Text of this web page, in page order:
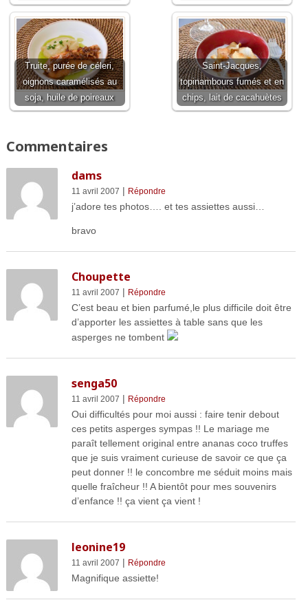
Truite, purée de céleri,
oignons caramélisés au
soja, huile de poireaux
Saint-Jacques,
topinambours fumés et en
chips, lait de cacahuètes
Commentaires
dams
11 avril 2007 | Répondre
j’adore tes photos…. et tes assiettes aussi…
bravo
Choupette
11 avril 2007 | Répondre
C’est beau et bien parfumé,le plus difficile doit être
d’apporter les assiettes à table sans que les
asperges ne tombent
senga50
11 avril 2007 | Répondre
Oui difficultés pour moi aussi : faire tenir debout
ces petits asperges sympas !! Le mariage me
paraît tellement original entre ananas coco truffes
que je suis vraiment curieuse de savoir ce que ça
peut donner !! le concombre me séduit moins mais
quelle fraîcheur !! A bientôt pour mes souvenirs
d’enfance !! ça vient ça vient !
leonine19
11 avril 2007 | Répondre
Magnifique assiette!